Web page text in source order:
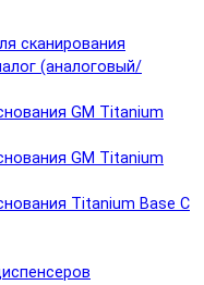
сканирования
(аналоговый/
GM Titanium
GM Titanium
Titanium Base C